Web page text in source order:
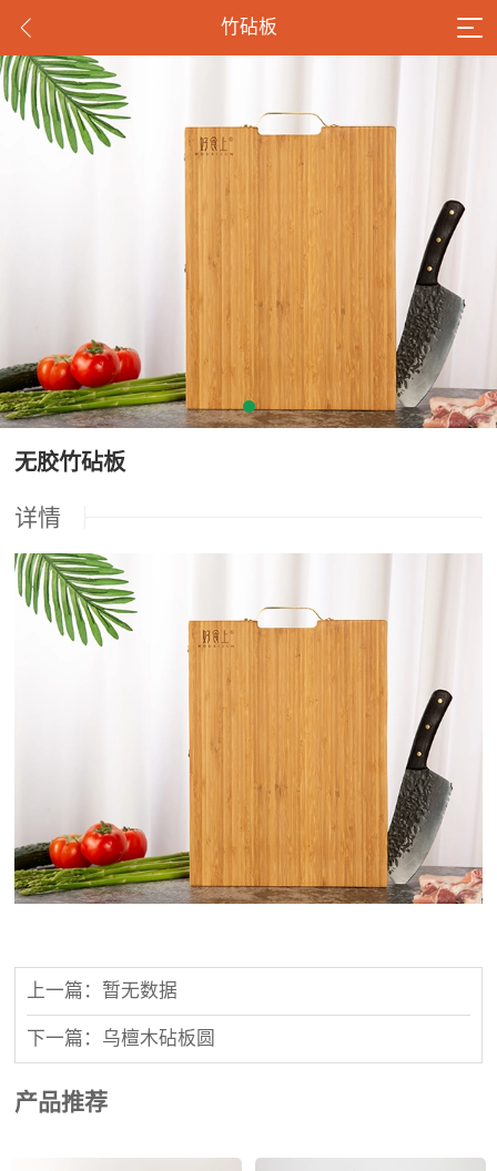
竹砧板
无胶竹砧板
详情
上一篇：暂无数据
下一篇：乌檀木砧板圆
产品推荐